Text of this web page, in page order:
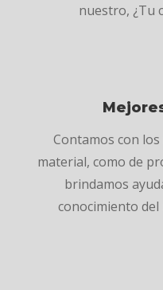
nuestro, ¿Tu
Contamos con
material, como de
brindamos
conocimiento